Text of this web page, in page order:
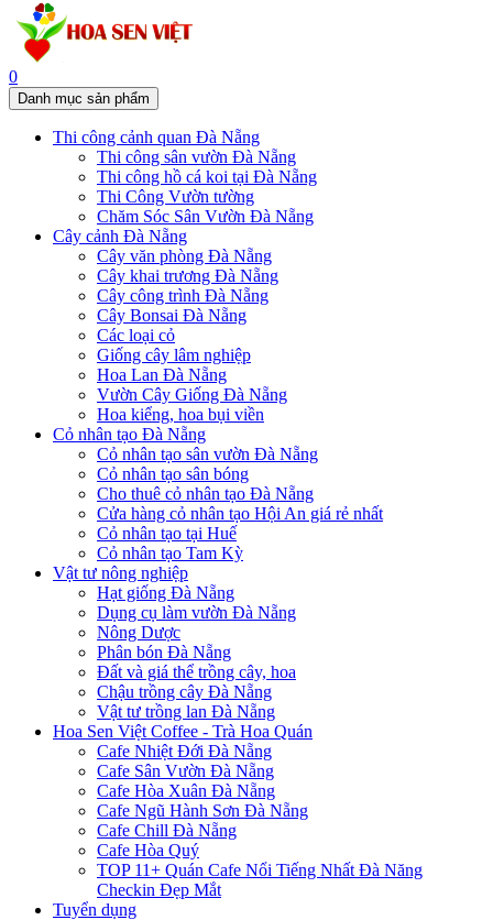
0
Danh mục sản phẩm
Thi công cảnh quan Đà Nẵng
Thi công sân vườn Đà Nẵng
Thi công hồ cá koi tại Đà Nẵng
Thi Công Vườn tường
Chăm Sóc Sân Vườn Đà Nẵng
Cây cảnh Đà Nẵng
Cây văn phòng Đà Nẵng
Cây khai trương Đà Nẵng
Cây công trình Đà Nẵng
Cây Bonsai Đà Nẵng
Các loại cỏ
Giống cây lâm nghiệp
Hoa Lan Đà Nẵng
Vườn Cây Giống Đà Nẵng
Hoa kiểng, hoa bụi viền
Cỏ nhân tạo Đà Nẵng
Cỏ nhân tạo sân vườn Đà Nẵng
Cỏ nhân tạo sân bóng
Cho thuê cỏ nhân tạo Đà Nẵng
Cửa hàng cỏ nhân tạo Hội An giá rẻ nhất
Cỏ nhân tạo tại Huế
Cỏ nhân tạo Tam Kỳ
Vật tư nông nghiệp
Hạt giống Đà Nẵng
Dụng cụ làm vườn Đà Nẵng
Nông Dược
Phân bón Đà Nẵng
Đất và giá thể trồng cây, hoa
Chậu trồng cây Đà Nẵng
Vật tư trồng lan Đà Nẵng
Hoa Sen Việt Coffee - Trà Hoa Quán
Cafe Nhiệt Đới Đà Nẵng
Cafe Sân Vườn Đà Nẵng
Cafe Hòa Xuân Đà Nẵng
Cafe Ngũ Hành Sơn Đà Nẵng
Cafe Chill Đà Nẵng
Cafe Hòa Quý
TOP 11+ Quán Cafe Nổi Tiếng Nhất Đà Năng
Checkin Đẹp Mắt
Tuyển dụng